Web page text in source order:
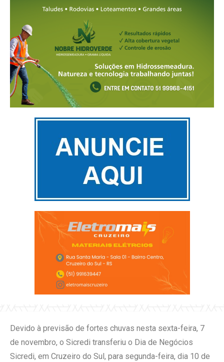
Devido à previsão de fortes chuvas nesta sexta-feira, 7
de novembro, o Sicredi transferiu o Dia de Negócios
Sicredi, em Cruzeiro do Sul, para segunda-feira, dia 10 de